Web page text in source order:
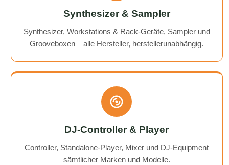
Synthesizer & Sampler
Synthesizer, Workstations & Rack-Geräte, Sampler und
Grooveboxen – alle Hersteller, herstellerunabhängig.
DJ-Controller & Player
Controller, Standalone-Player, Mixer und DJ-Equipment
sämtlicher Marken und Modelle.